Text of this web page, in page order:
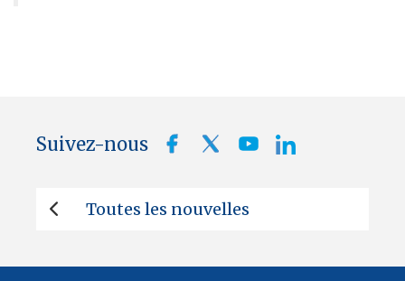
Suivez-nous
Toutes les nouvelles